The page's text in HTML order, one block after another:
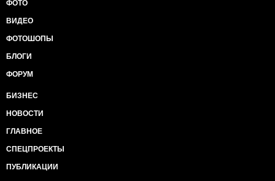
ФОТО
ВИДЕО
ФОТОШОПЫ
БЛОГИ
ФОРУМ
БИЗНЕС
НОВОСТИ
ГЛАВНОЕ
СПЕЦПРОЕКТЫ
ПУБЛИКАЦИИ